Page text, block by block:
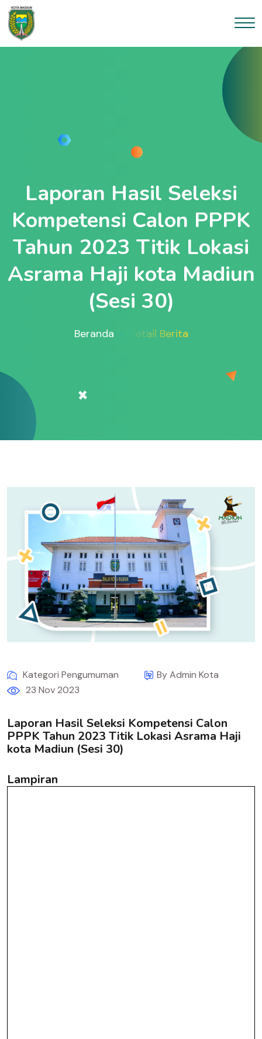
Laporan Hasil Seleksi
Kompetensi Calon PPPK
Tahun 2023 Titik Lokasi
Asrama Haji kota Madiun
(Sesi 30)
Beranda Detail Berita
Kategori Pengumuman
By Admin Kota
23 Nov 2023
Laporan Hasil Seleksi Kompetensi Calon
PPPK Tahun 2023 Titik Lokasi Asrama Haji
kota Madiun (Sesi 30)
Lampiran